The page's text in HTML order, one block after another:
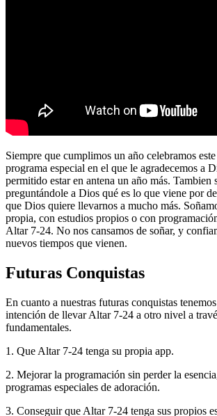
Siempre que cumplimos un año celebramos
programa especial en el que le agradecemos a
permitido estar en antena un año más. Tambien
preguntándole a Dios qué es lo que viene por
que Dios quiere llevarnos a mucho más.
propia, con estudios propios o con
Altar 7-24. No nos cansamos de soñar, y
nuevos tiempos que vienen.
Futuras Conquistas
En cuanto a nuestras futuras conquistas
intención de llevar Altar 7-24 a otro nivel a
fundamentales.
1. Que Altar 7-24 tenga su propia app.
2. Mejorar la programación sin perder la
programas especiales de adoración.
3. Conseguir que Altar 7-24 tenga sus propios